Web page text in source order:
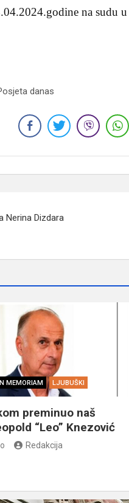
na sudu
danas
Nerina Dizdara
IN MEMORIAM LJUBUŠKI
preminuo naš
“Leo” Knezović
Redakcija